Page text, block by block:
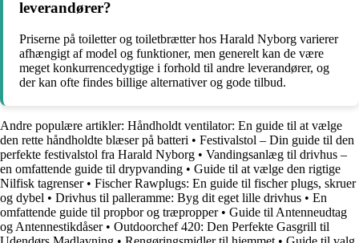
leverandører?
Priserne på toiletter og toiletbrætter hos Harald Nyborg varierer
afhængigt af model og funktioner, men generelt kan de være
meget konkurrencedygtige i forhold til andre leverandører, og
der kan ofte findes billige alternativer og gode tilbud.
Andre populære artikler: Håndholdt ventilator: En guide til at vælge
den rette håndholdte blæser på batteri • Festivalstol – Din guide til den
perfekte festivalstol fra Harald Nyborg • Vandingsanlæg til drivhus –
en omfattende guide til drypvanding • Guide til at vælge den rigtige
Nilfisk tagrenser• Fischer Rawplugs: En guide til fischer plugs, skruer
og dybel • Drivhus til palleramme: Byg dit eget lille drivhus • En
omfattende guide til propbor og træpropper• Guide til Antenneudtag
og Antennestikdåser• Outdoorchef 420: Den Perfekte Gasgrill til